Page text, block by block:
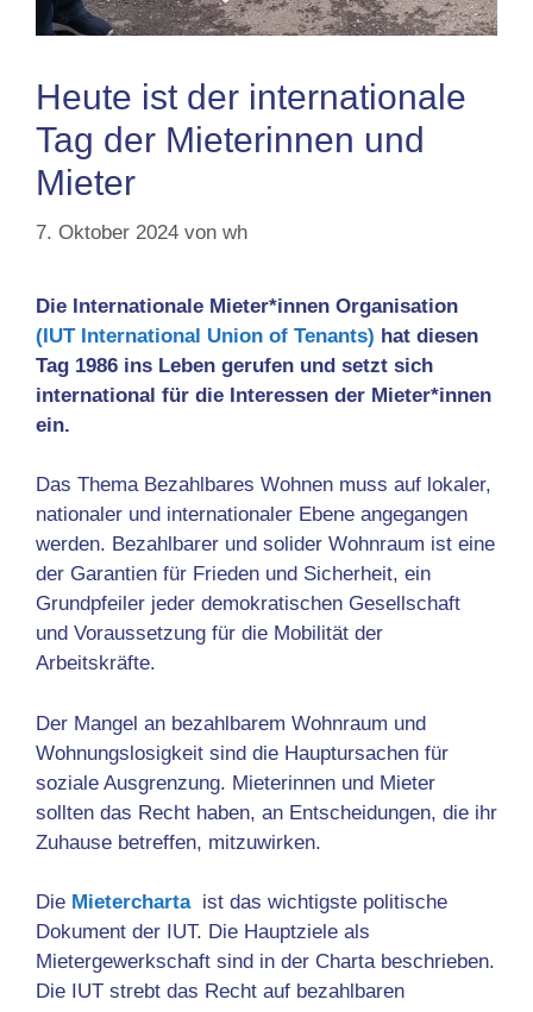
Heute ist der internationale
Tag der Mieterinnen und
Mieter
7. Oktober 2024 von wh
Die Internationale Mieter*innen Organisation
(IUT International Union of Tenants) hat diesen
Tag 1986 ins Leben gerufen und setzt sich
international für die Interessen der Mieter*innen
ein.
Das Thema Bezahlbares Wohnen muss auf lokaler,
nationaler und internationaler Ebene angegangen
werden. Bezahlbarer und solider Wohnraum ist eine
der Garantien für Frieden und Sicherheit, ein
Grundpfeiler jeder demokratischen Gesellschaft
und Voraussetzung für die Mobilität der
Arbeitskräfte.
Der Mangel an bezahlbarem Wohnraum und
Wohnungslosigkeit sind die Hauptursachen für
soziale Ausgrenzung. Mieterinnen und Mieter
sollten das Recht haben, an Entscheidungen, die ihr
Zuhause betreffen, mitzuwirken.
Die Mieterchartaist das wichtigste politische
Dokument der IUT. Die Hauptziele als
Mietergewerkschaft sind in der Charta beschrieben.
Die IUT strebt das Recht auf bezahlbaren